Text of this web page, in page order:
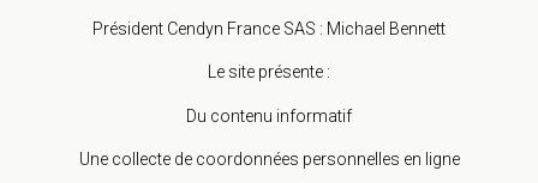
Président Cendyn France SAS : Michael Bennett
Le site présente :
Du contenu informatif
Une collecte de coordonnées personnelles en ligne